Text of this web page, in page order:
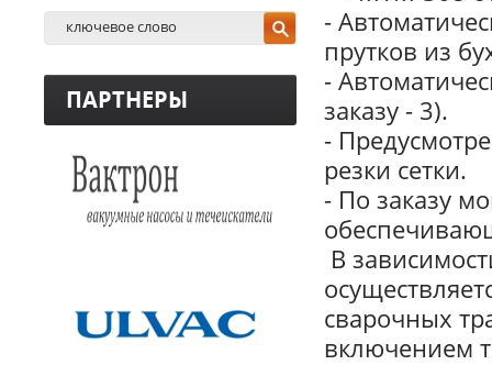
-
прутков из
-
заказу - 3).
-
резки сетки.
- По заказу
В
сварочных
включением
ПАРТНЕРЫ